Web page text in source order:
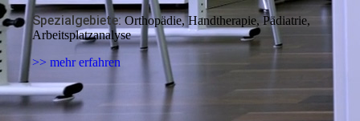
Spezialgebiete:Orthopädie, Handtherapie, Pädiatrie,
Arbeitsplatzanalyse
>> mehr erfahren